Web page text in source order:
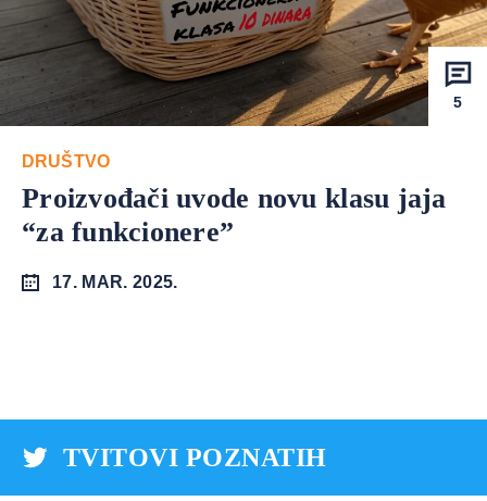
5
DRUŠTVO
Proizvođači uvode novu klasu jaja
“za funkcionere”
17. MAR. 2025.
TVITOVI POZNATIH